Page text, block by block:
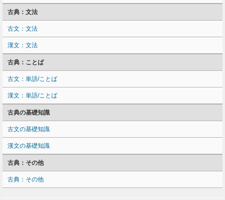
古典：文法
古文：文法
漢文：文法
古典：ことば
古文：単語/ことば
漢文：単語/ことば
古典の基礎知識
古文の基礎知識
漢文の基礎知識
古典：その他
古典：その他